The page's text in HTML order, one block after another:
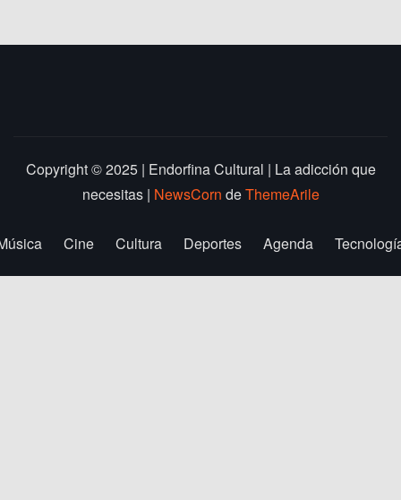
Copyright © 2025 | Endorfina Cultural | La adicción que
necesitas | NewsCorn deThemeArile
Cine Cultura Deportes Agenda